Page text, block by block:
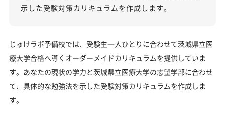
2027年度合格に向けた「3つの戦略」
入試方式と学部別受験情報
茨城県立医療大学の入試日程
茨城県立医療大学の入試難易度
示した受験対策カリキュラムを作成します。
じゅけラボ予備校では、受験生一人ひとりに合わせて茨城県立医
療大学合格へ導くオーダーメイドカリキュラムを提供していま
す。あなたの現状の学力と茨城県立医療大学の志望学部に合わせ
て、具体的な勉強法を示した受験対策カリキュラムを作成しま
す。